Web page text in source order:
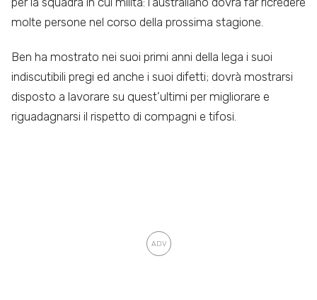
molte persone nel corso della prossima stagione.
Ben ha mostrato nei suoi primi anni della lega i suoi
indiscutibili pregi ed anche i suoi difetti; dovrà mostrarsi
disposto a lavorare su quest’ultimi per migliorare e
riguadagnarsi il rispetto di compagni e tifosi.